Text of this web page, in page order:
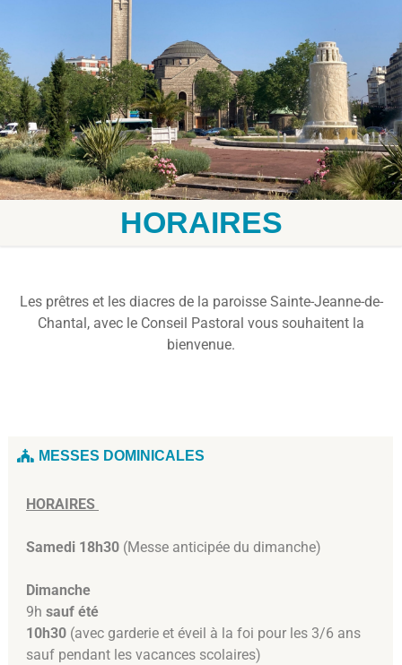
HORAIRES
Les prêtres et les diacres de la paroisse Sainte-Jeanne-de-
Chantal, avec le Conseil Pastoral vous souhaitent la
bienvenue.
MESSES DOMINICALES
HORAIRES
Samedi 18h30 (Messe anticipée du dimanche)
Dimanche
9h sauf été
10h30 (avec garderie et éveil à la foi pour les 3/6 ans
sauf pendant les vacances scolaires)